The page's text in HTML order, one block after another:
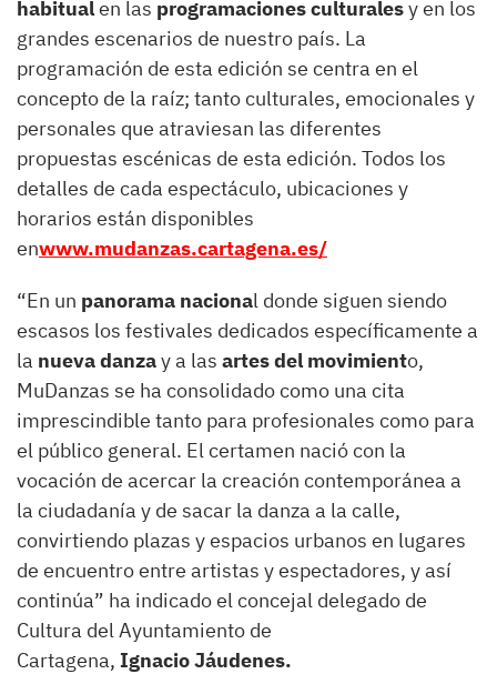
habitualen las programaciones culturalesy en los
grandes escenarios de nuestro país. La
programación de esta edición se centra en el
concepto de la raíz; tanto culturales, emocionales y
personales que atraviesan las diferentes
propuestas escénicas de esta edición. Todos los
detalles de cada espectáculo, ubicaciones y
horarios están disponibles
enwww.mudanzas.cartagena.es/
“En un panorama nacional donde siguen siendo
escasos los festivales dedicados específicamente a
la nueva danzay a las artes del movimiento,
MuDanzas se ha consolidado como una cita
imprescindible tanto para profesionales como para
el público general. El certamen nació con la
vocación de acercar la creación contemporánea a
la ciudadanía y de sacar la danza a la calle,
convirtiendo plazas y espacios urbanos en lugares
de encuentro entre artistas y espectadores, y así
continúa” ha indicado el concejal delegado de
Cultura del Ayuntamiento de
Cartagena, Ignacio Jáudenes.